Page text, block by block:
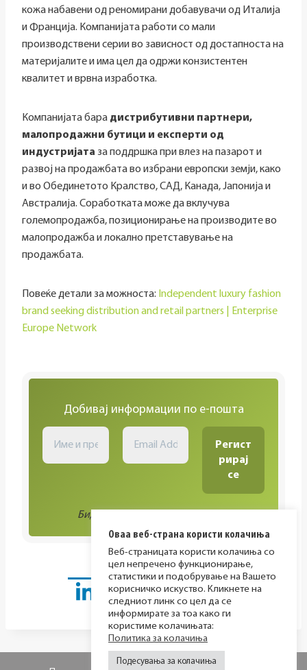
кожа набавени од реномирани добавувачи од Италија
и Франција. Компанијата работи со мали
производствени серии во зависност од достапноста на
материјалите и има цел да одржи конзистентен
квалитет и врвна изработка.
Компанијата бара дистрибутивни партнери,
малопродажни бутици и експерти од
индустријата за поддршка при влез на пазарот и
развој на продажбата во избрани европски земји, како
и во Обединетото Кралство, САД, Канада, Јапонија и
Австралија. Соработката може да вклучува
големопродажба, позиционирање на производите во
малопродажба и локално претставување на
продажбата.
Повеќе детали за можноста: Independent luxury fashion
brand seeking distribution and retail partners | Enterprise
Europe Network
Добивај информации по е-пошта
Биди во тек со сите активности!
Оваа веб-страна користи колачиња
Веб-страницата користи колачиња со
цел непречено функционирање,
статистики и подобрување на Вашето
корисничко искуство. Кликнете на
следниот линк со цел да се
информирате за тоа како ги
користиме колачињата:
Политика за колачиња
Подесувања за колачиња